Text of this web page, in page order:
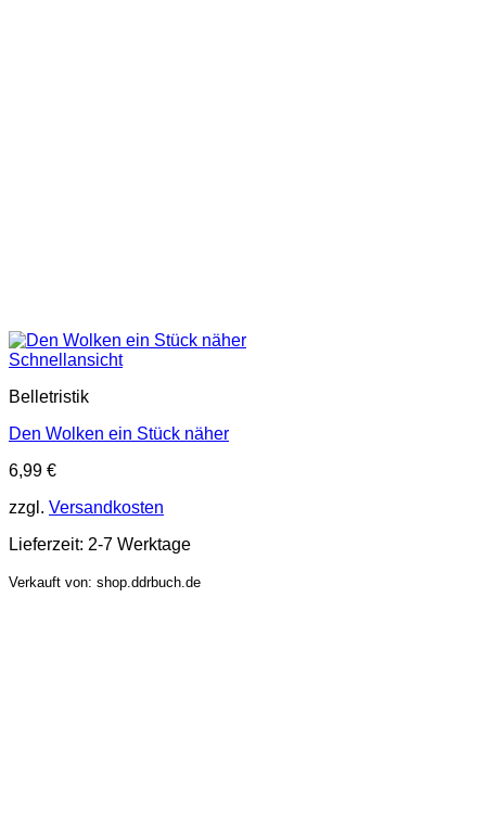
Schnellansicht
Belletristik
Den Wolken ein Stück näher
6,99 €
zzgl. Versandkosten
Lieferzeit: 2-7 Werktage
Verkauft von: shop.ddrbuch.de